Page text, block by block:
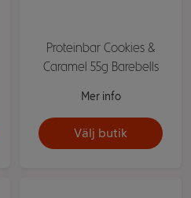
Proteinbar Cookies &
Caramel 55g Barebells
Mer info
Välj butik